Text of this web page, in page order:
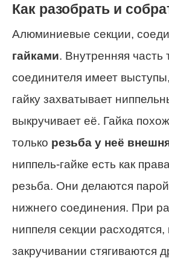
Как разобрать и
Алюминиевые секции,
гайками. Внутренняя часть
соединителя имеет
гайку захватывает
выкручивает её. Гайка
только резьба у неё
ниппель-гайке есть как
резьба. Они делаются
нижнего соединения. При
ниппеля секции расходятся,
закручивании стягиваются